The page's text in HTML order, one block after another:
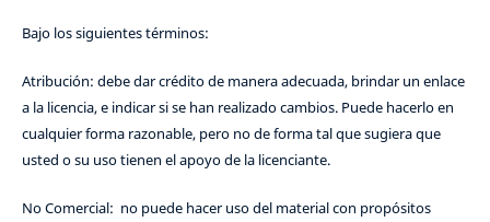
Bajo los siguientes términos:
Atribución: debe dar crédito de manera adecuada, brindar un enlace
a la licencia, e indicar si se han realizado cambios. Puede hacerlo en
cualquier forma razonable, pero no de forma tal que sugiera que
usted o su uso tienen el apoyo de la licenciante.
No Comercial: no puede hacer uso del material con propósitos